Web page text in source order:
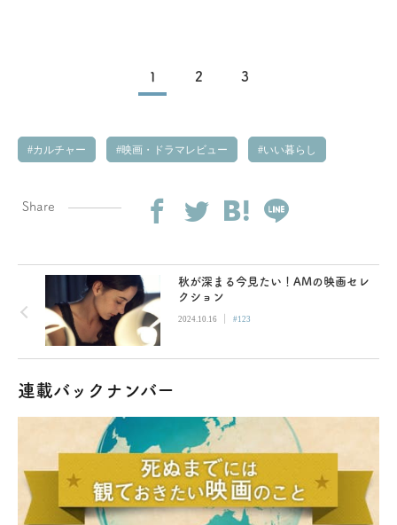
1 2 3
カルチャー 映画・ドラマレビュー いい暮らし
Share
秋が深まる今見たい！AMの映画セレ
クション
2024.10.16 | #123
連載バックナンバー